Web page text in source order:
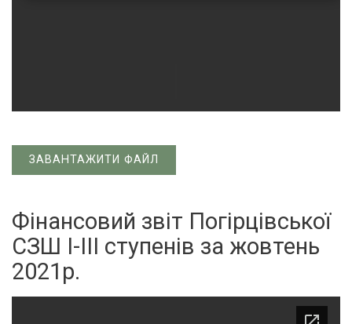
ЗАВАНТАЖИТИ ФАЙЛ
Фінансовий звіт Погірцівської
СЗШ І-ІІІ ступенів за жовтень
2021р.